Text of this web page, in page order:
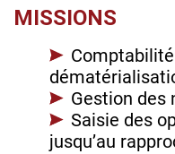
MISSIONS
Gestion des
Saisie des
jusqu’au